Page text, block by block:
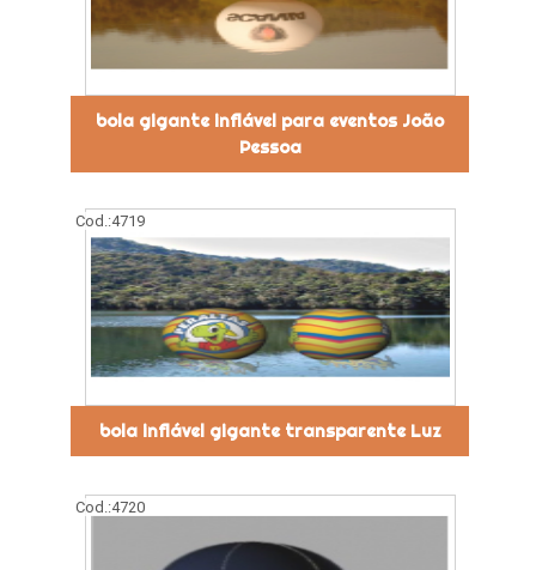
bola gigante inflável para eventos João
Pessoa
Cod.:4719
bola inflável gigante transparente Luz
Cod.:4720